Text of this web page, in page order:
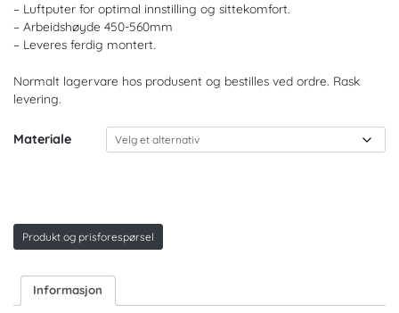
– Luftputer for optimal innstilling og sittekomfort.
– Arbeidshøyde 450-560mm
– Leveres ferdig montert.
Normalt lagervare hos produsent og bestilles ved ordre. Rask
levering.
Materiale
Produkt og prisforespørsel
Informasjon